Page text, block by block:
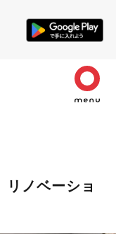
リノベーショ